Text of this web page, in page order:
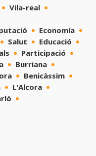
Vila-real
Economía
Salut
Educació
Participació
Burriana
Benicàssim
L'Alcora